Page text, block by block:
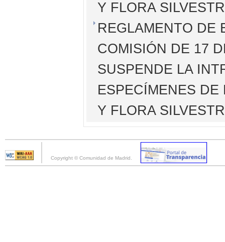
Y FLORA
REGLAMENTO DE
COMISIÓN DE 17
SUSPENDE LA
ESPECÍMENES
Y FLORA
Copyright © Comunidad de Madrid.